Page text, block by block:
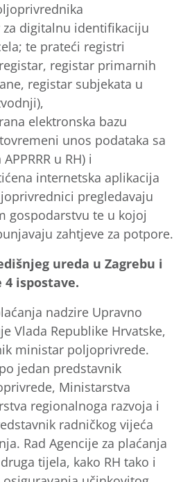
za digitalnu identifikaciju
te prateći registri
registar primarnih
registar subjekata u
elektronska bazu
unos podataka sa
u RH) i
internetska aplikacija
pregledavaju
gospodarstvu te u kojoj
zahtjeve za potpore.
ureda u Zagrebu i
4 ispostave.
nadzire Upravno
Vlada Republike Hrvatske,
ministar poljoprivrede.
jedan predstavnik
Ministarstva
regionalnoga razvoja i
radničkog vijeća
Rad Agencije za plaćanja
tijela, kako RH tako i